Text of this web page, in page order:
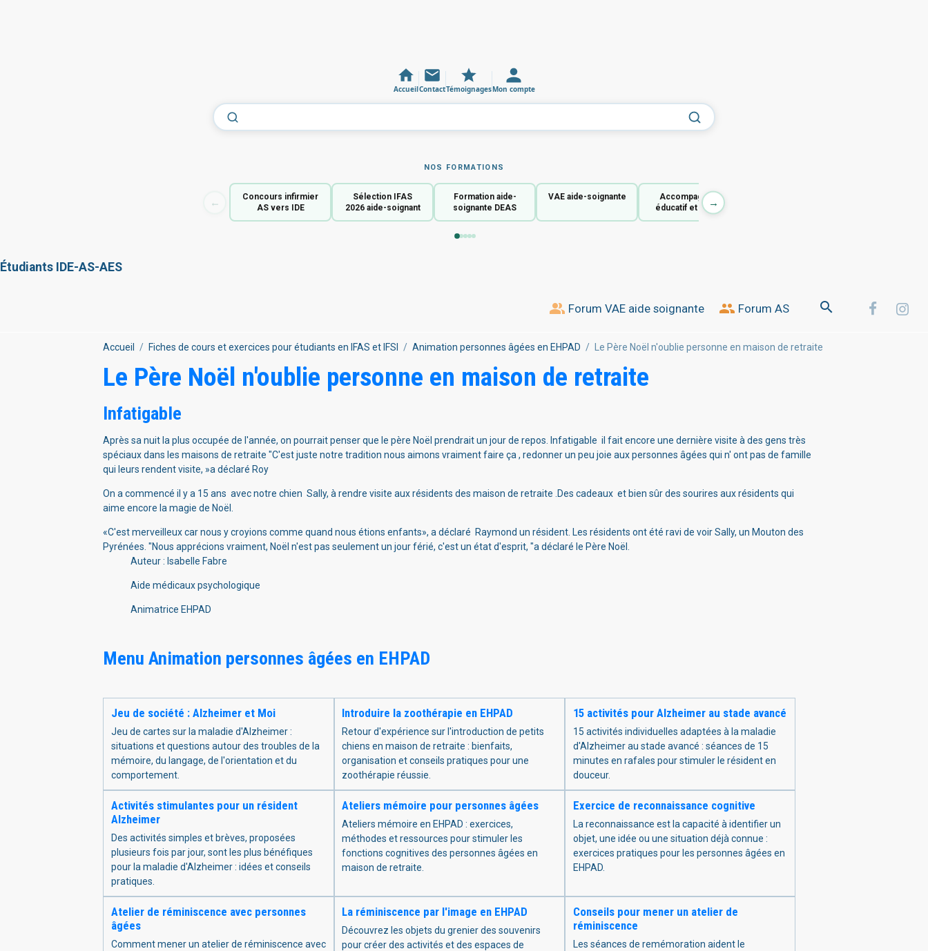
AccueilContactTémoignagesMon compte
NOS FORMATIONS
←
Concours infirmier
AS vers IDE
Sélection IFAS
2026 aide-soignant
Formation aide-
soignante DEAS
VAE aide-soignante
Accompagnant
éducatif et social
→
Étudiants IDE-AS-AES
Forum VAE aide soignante Forum AS
Accueil Fiches de cours et exercices pour étudiants en IFAS et IFSI Animation personnes âgées en EHPAD Le Père Noël n'oublie personne en maison de retraite
Le Père Noël n'oublie personne en maison de retraite
Infatigable
Après sa nuit la plus occupée de l'année, on pourrait penser que le père Noël prendrait un jour de repos. Infatigable il fait encore une dernière visite à des gens très
spéciaux dans les maisons de retraite "C'est juste notre tradition nous aimons vraiment faire ça , redonner un peu joie aux personnes âgées qui n' ont pas de famille
qui leurs rendent visite, »a déclaré Roy
On a commencé il y a 15 ans avec notre chien Sally, à rendre visite aux résidents des maison de retraite .Des cadeaux et bien sûr des sourires aux résidents qui
aime encore la magie de Noël.
«C'est merveilleux car nous y croyions comme quand nous étions enfants», a déclaré Raymond un résident. Les résidents ont été ravi de voir Sally, un Mouton des
Pyrénées. "Nous apprécions vraiment, Noël n'est pas seulement un jour férié, c'est un état d'esprit, "a déclaré le Père Noël.
Auteur : Isabelle Fabre
Aide médicaux psychologique
Animatrice EHPAD
Menu Animation personnes âgées en EHPAD
Jeu de société : Alzheimer et Moi
Jeu de cartes sur la maladie d'Alzheimer :
situations et questions autour des troubles de la
mémoire, du langage, de l'orientation et du
comportement.
Introduire la zoothérapie en EHPAD
Retour d'expérience sur l'introduction de petits
chiens en maison de retraite : bienfaits,
organisation et conseils pratiques pour une
zoothérapie réussie.
15 activités pour Alzheimer au stade avancé
15 activités individuelles adaptées à la maladie
d'Alzheimer au stade avancé : séances de 15
minutes en rafales pour stimuler le résident en
douceur.
Activités stimulantes pour un résident
Alzheimer
Des activités simples et brèves, proposées
plusieurs fois par jour, sont les plus bénéfiques
pour la maladie d'Alzheimer : idées et conseils
pratiques.
Ateliers mémoire pour personnes âgées
Ateliers mémoire en EHPAD : exercices,
méthodes et ressources pour stimuler les
fonctions cognitives des personnes âgées en
maison de retraite.
Exercice de reconnaissance cognitive
La reconnaissance est la capacité à identifier un
objet, une idée ou une situation déjà connue :
exercices pratiques pour les personnes âgées en
EHPAD.
Atelier de réminiscence avec personnes
âgées
Comment mener un atelier de réminiscence avec
La réminiscence par l'image en EHPAD
Découvrez les objets du grenier des souvenirs
pour créer des activités et des espaces de
Conseils pour mener un atelier de
réminiscence
Les séances de remémoration aident le